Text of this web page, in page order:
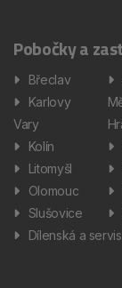
Pobočky a
Břeclav
Karlovy
Vary
Kolín
Litomyšl
Olomouc
Slušovice
Dílenská a